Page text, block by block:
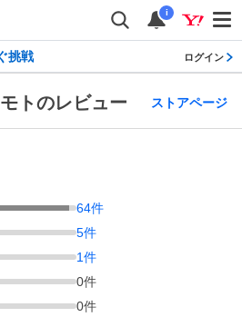
i
挑戦 ログイン
トのレビュー ストアページ
64件
5件
1件
0件
0件